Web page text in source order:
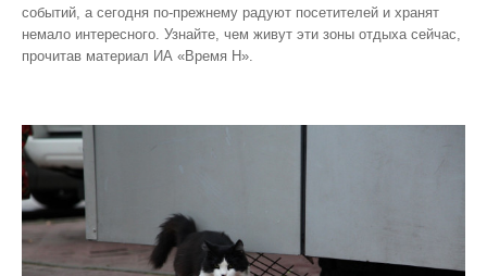
событий, а сегодня по‑прежнему радуют посетителей и хранят
немало интересного. Узнайте, чем живут эти зоны отдыха сейчас,
прочитав материал ИА «Время Н».